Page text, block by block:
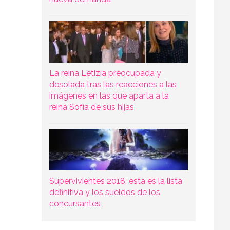
La reina Letizia preocupada y
desolada tras las reacciones a las
imágenes en las que aparta a la
reina Sofía de sus hijas
Supervivientes 2018, esta es la lista
definitiva y los sueldos de los
concursantes